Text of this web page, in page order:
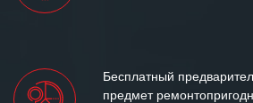
Бесплатный
предмет